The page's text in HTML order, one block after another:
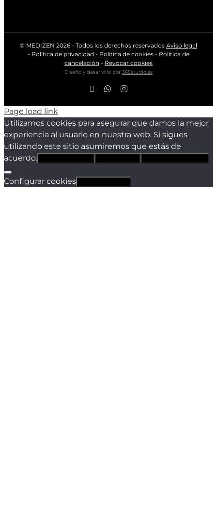
© MEDIZEN 2026 - Todos los derechos reservados Aviso legal
- Política de privacidad - Política de cookies - Política de
cancelación - Revocar cookies
Diseño y desarrollo por 365studio.es
FacebookWhatsAppInstagram
Page load link
Utilizamos cookies para asegurar que damos la mejor
experiencia al usuario en nuestra web. Si sigues
utilizando este sitio asumiremos que estás de
acuerdo.
Configurar cookies